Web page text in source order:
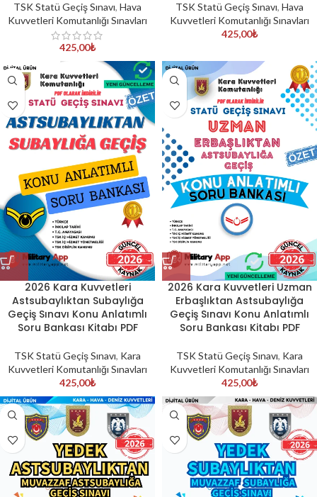
TSK Statü Geçiş Sınavı, Hava
Kuvvetleri Komutanlığı Sınavları
425,00₺
TSK Statü Geçiş Sınavı, Hava
Kuvvetleri Komutanlığı Sınavları
425,00₺
2026 Kara Kuvvetleri
Astsubaylıktan Subaylığa
Geçiş Sınavı Konu Anlatımlı
Soru Bankası Kitabı PDF
TSK Statü Geçiş Sınavı, Kara
Kuvvetleri Komutanlığı Sınavları
425,00₺
2026 Kara Kuvvetleri Uzman
Erbaşlıktan Astsubaylığa
Geçiş Sınavı Konu Anlatımlı
Soru Bankası Kitabı PDF
TSK Statü Geçiş Sınavı, Kara
Kuvvetleri Komutanlığı Sınavları
425,00₺